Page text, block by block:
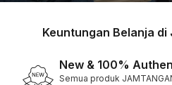
Keuntungan Belanja di
New & 100%
Semua produk